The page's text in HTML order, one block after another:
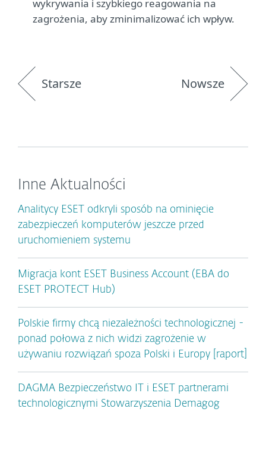
wykrywania i szybkiego reagowania na
zagrożenia, aby zminimalizować ich wpływ.
Starsze Nowsze
Inne Aktualności
Analitycy ESET odkryli sposób na ominięcie
zabezpieczeń komputerów jeszcze przed
uruchomieniem systemu
Migracja kont ESET Business Account (EBA do
ESET PROTECT Hub)
Polskie firmy chcą niezależności technologicznej -
ponad połowa z nich widzi zagrożenie w
używaniu rozwiązań spoza Polski i Europy [raport]
DAGMA Bezpieczeństwo IT i ESET partnerami
technologicznymi Stowarzyszenia Demagog